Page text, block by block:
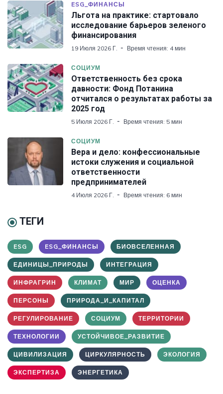
ESG_ФИНАНСЫ
Льгота на практике: стартовало
исследование барьеров зеленого
финансирования
19 Июля 2026 Г. Время чтения: 4 мин
СОЦИУМ
Ответственность без срока
давности: Фонд Потанина
отчитался о результатах работы за
2025 год
5 Июля 2026 Г. Время чтения: 5 мин
СОЦИУМ
Вера и дело: конфессиональные
истоки служения и социальной
ответственности
предпринимателей
4 Июля 2026 Г. Время чтения: 6 мин
ТЕГИ
ESG ESG_ФИНАНСЫ БИОВСЕЛЕННАЯ
ЕДИНИЦЫ_ПРИРОДЫ ИНТЕГРАЦИЯ
ИНФРАГРИН КЛИМАТ МИР ОЦЕНКА
ПЕРСОНЫ ПРИРОДА_И_КАПИТАЛ
РЕГУЛИРОВАНИЕ СОЦИУМ ТЕРРИТОРИИ
ТЕХНОЛОГИИ УСТОЙЧИВОЕ_РАЗВИТИЕ
ЦИВИЛИЗАЦИЯ ЦИРКУЛЯРНОСТЬ ЭКОЛОГИЯ
ЭКСПЕРТИЗА ЭНЕРГЕТИКА